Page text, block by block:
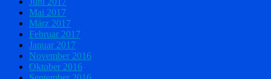
Mai 2017
März 2017
Februar 2017
Januar 2017
November 2016
Oktober 2016